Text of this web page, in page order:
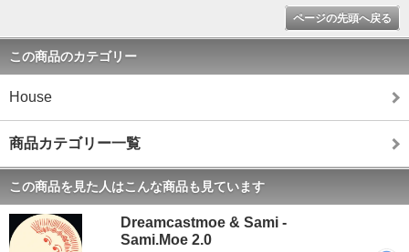
ページの先頭へ戻る
この商品のカテゴリー
House
商品カテゴリー一覧
この商品を見た人はこんな商品も見ています
Dreamcastmoe & Sami -
Sami.Moe 2.0